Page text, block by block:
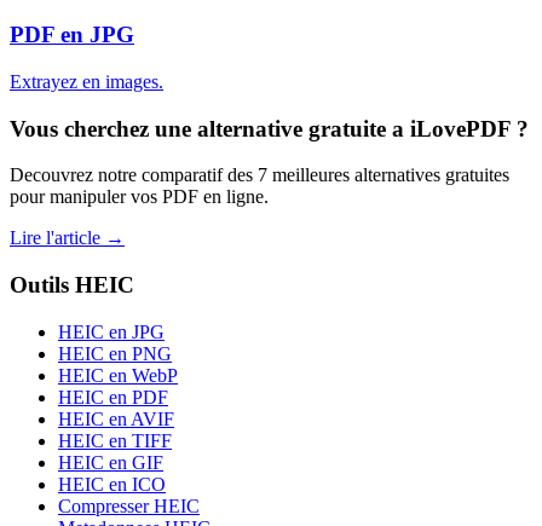
PDF en JPG
Extrayez en images.
Vous cherchez une alternative gratuite a iLovePDF ?
Decouvrez notre comparatif des 7 meilleures alternatives gratuites
pour manipuler vos PDF en ligne.
Lire l'article →
Outils HEIC
HEIC en JPG
HEIC en PNG
HEIC en WebP
HEIC en PDF
HEIC en AVIF
HEIC en TIFF
HEIC en GIF
HEIC en ICO
Compresser HEIC